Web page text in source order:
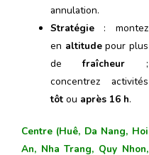
annulation.
Stratégie : montez
en altitudepour plus
defraîcheur ;
concentrez activités
tôt ou après 16 h.
Centre (Huê, Da Nang, Hoi
An, Nha Trang, Quy Nhon,